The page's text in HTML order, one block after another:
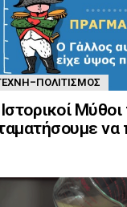
ΠΟΛΙΤΙΣΜΌΣ
να